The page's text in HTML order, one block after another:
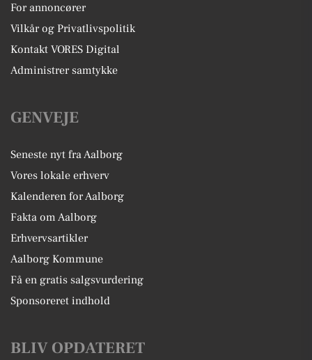
For annoncører
Vilkår og Privatlivspolitik
Kontakt VORES Digital
Administrer samtykke
GENVEJE
Seneste nyt fra Aalborg
Vores lokale erhverv
Kalenderen for Aalborg
Fakta om Aalborg
Erhvervsartikler
Aalborg Kommune
Få en gratis salgsvurdering
Sponsoreret indhold
BLIV OPDATERET